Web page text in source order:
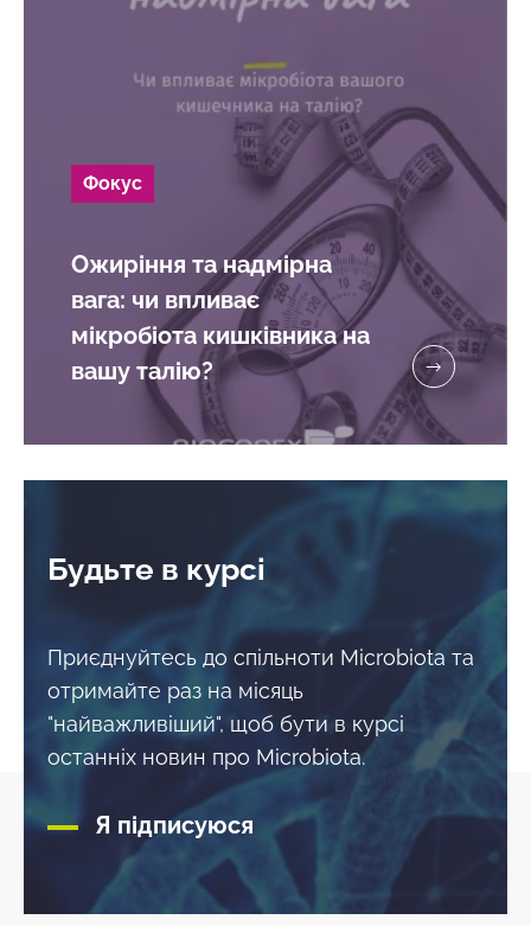
Фокус
Ожиріння та надмірна
вага: чи впливає
мікробіота кишківника на
вашу талію?
Будьте в курсі
Приєднуйтесь до спільноти Microbiota та
отримайте раз на місяць
"найважливіший", щоб бути в курсі
останніх новин про Microbiota.
Я підписуюся
Дізнатися